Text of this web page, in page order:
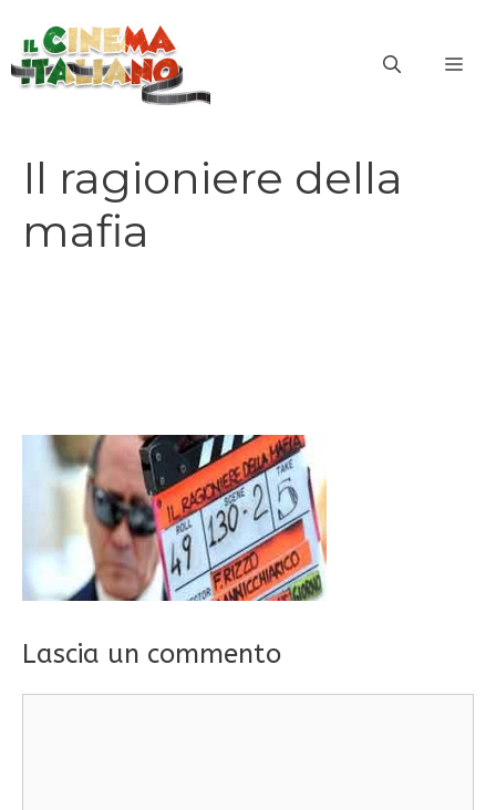
contenuto
Il ragioniere della
mafia
Lascia un commento